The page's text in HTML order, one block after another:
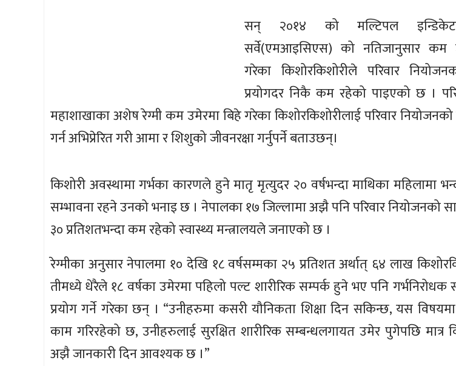
सन् २०१४ को मल्टिपल
सर्वे(एमआइसिएस) को नतिजानुसार कम
गरेका किशोरकिशोरीले परिवार
प्रयोगदर निकै कम रहेको पाइएको छ ।
महाशाखाका अशेष रेग्मी कम उमेरमा बिहे गरेका किशोरकिशोरीलाई परिवार नियोजनको
गर्न अभिप्रेरित गरी आमा र शिशुको जीवनरक्षा गर्नुपर्ने बताउछन्।
किशोरी अवस्थामा गर्भका कारणले हुने मातृ मृत्युदर २० वर्षभन्दा माथिका महिलामा
सम्भावना रहने उनको भनाइ छ । नेपालका १७ जिल्लामा अझै पनि परिवार नियोजनको
३० प्रतिशतभन्दा कम रहेको स्वास्थ्य मन्त्रालयले जनाएको छ ।
रेग्मीका अनुसार नेपालमा १० देखि १८ वर्षसम्मका २५ प्रतिशत अर्थात् ६४ लाख
तीमध्ये धेरैले १८ वर्षका उमेरमा पहिलो पल्ट शारीरिक सम्पर्क हुने भए पनि
प्रयोग गर्ने गरेका छन् । “उनीहरुमा कसरी यौनिकता शिक्षा दिन सकिन्छ, यस
काम गरिरहेको छ, उनीहरुलाई सुरक्षित शारीरिक सम्बन्धलगायत उमेर पुगेपछि मात्र
अझै जानकारी दिन आवश्यक छ ।”